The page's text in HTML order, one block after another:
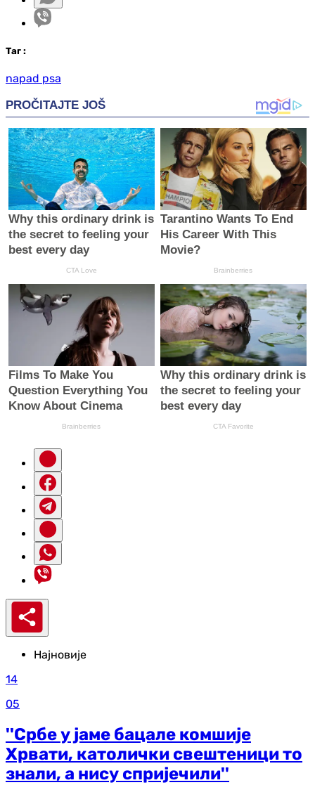
Таг :
napad psa
Најновије
14
05
''Србе у јаме бацале комшије
Хрвати, католички свештеници то
знали, а нису спријечили''